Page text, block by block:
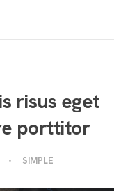
risus eget
porttitor
SIMPLE